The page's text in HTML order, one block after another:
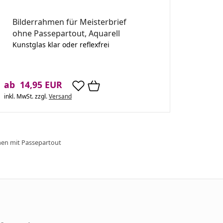
Bilderrahmen für Meisterbrief
ohne Passepartout, Aquarell
Kunstglas klar oder reflexfrei
ab 14,95 EUR
inkl. MwSt.zzgl.Versand
mit Passepartout